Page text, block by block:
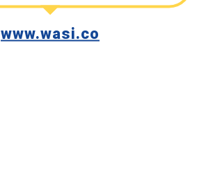
www.wasi.co